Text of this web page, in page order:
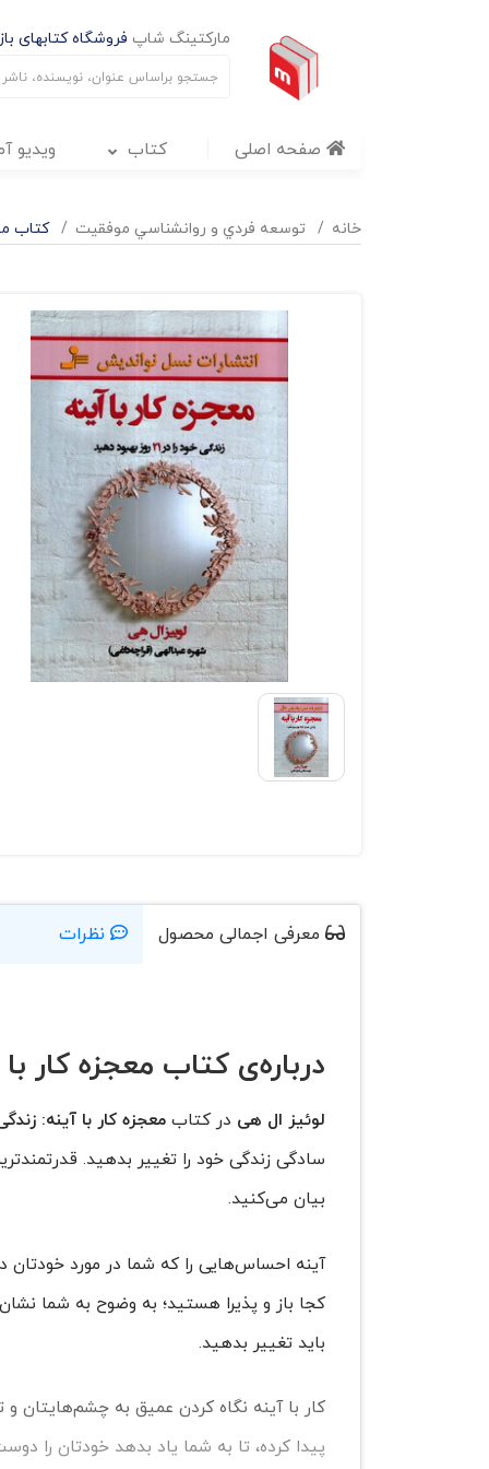
مارکتینگ شاپ فروشگاه کتابهای
صفحه اصلی کتاب ویدیو
خانه توسعه فردي و روانشناسي موفقيت کتاب معجزه
معرفی اجمالی محصول نظرات
درباره‌ی کتاب معجزه کار با آینه:
لوئیز ال هی در کتابمعجزه کار با آینه: زندگی خود را در
سادگی زندگی خود را تغییر بدهید.
بیان می‌کنید.
آینه احساس‌هایی را که شما در مورد خودتان
کجا باز و پذیرا هستید؛ به‌ وضوح به شما
باید تغییر بدهید.
پیدا کرده‌، تا به شما یاد بدهد خودتان را